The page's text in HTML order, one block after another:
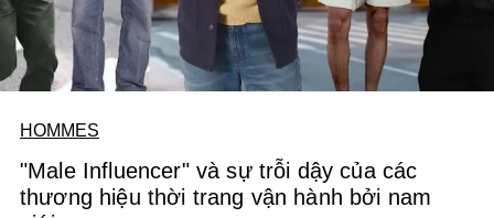
HOMMES
"Male Influencer" và sự trỗi dậy của các
thương hiệu thời trang vận hành bởi nam